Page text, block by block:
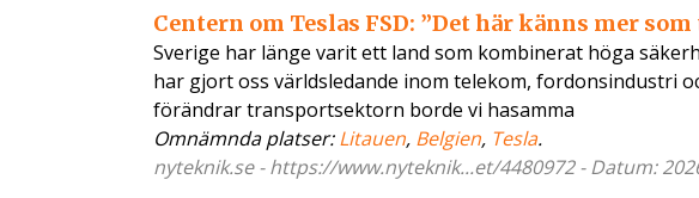
Centern om Teslas FSD: ”Det här känns mer
Sverige har länge varit ett land som kombinerat höga
har gjort oss världsledande inom telekom, fordonsindustri
förändrar transportsektorn borde vi hasamma
Omnämnda platser:Litauen, Belgien, Tesla.
nyteknik.se - https://www.nyteknik...et/4480972 - Datum: